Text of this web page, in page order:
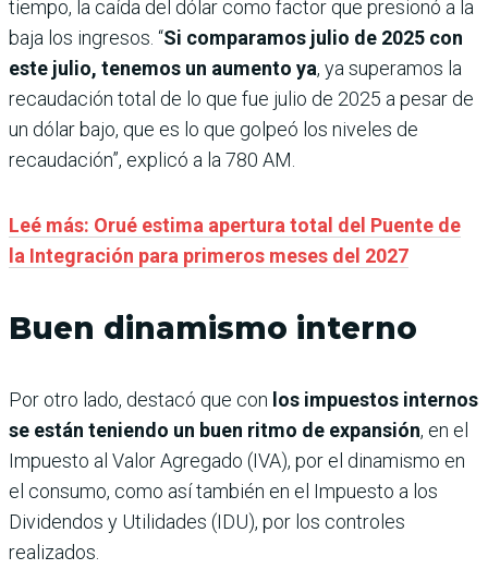
tiempo, la caída del dólar como factor que presionó a la
baja los ingresos. “Si comparamos julio de 2025 con
este julio, tenemos un aumento ya, ya superamos la
recaudación total de lo que fue julio de 2025 a pesar de
un dólar bajo, que es lo que golpeó los niveles de
recaudación”, explicó a la 780 AM.
Leé más: Orué estima apertura total del Puente de
la Integración para primeros meses del 2027
Buen dinamismo interno
Por otro lado, destacó que con los impuestos internos
se están teniendo un buen ritmo de expansión, en el
Impuesto al Valor Agregado (IVA), por el dinamismo en
el consumo, como así también en el Impuesto a los
Dividendos y Utilidades (IDU), por los controles
realizados.